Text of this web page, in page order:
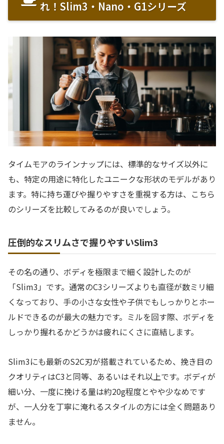
れ！Slim3・Nano・G1シリーズ
タイムモアのラインナップには、標準的なサイズ以外に
も、特定の用途に特化したユニークな形状のモデルがあり
ます。特に持ち運びや握りやすさを重視する方は、こちら
のシリーズを比較してみるのが良いでしょう。
圧倒的なスリムさで握りやすいSlim3
その名の通り、ボディを極限まで細く設計したのが
「Slim3」です。通常のC3シリーズよりも直径が数ミリ細
くなっており、手の小さな女性や子供でもしっかりとホー
ルドできるのが最大の魅力です。ミルを回す際、ボディを
しっかり握れるかどうかは疲れにくさに直結します。
Slim3にも最新のS2C刃が搭載されているため、挽き目の
クオリティはC3と同等、あるいはそれ以上です。ボディが
細い分、一度に挽ける量は約20g程度とやや少なめです
が、一人分を丁寧に淹れるスタイルの方には全く問題あり
ません。